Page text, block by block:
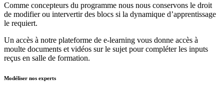
Comme concepteurs du programme nous nous conservons le droit
de modifier ou intervertir des blocs si la dynamique d’apprentissage
le requiert.
Un accès à notre plateforme de e-learning vous donne accès à
moulte documents et vidéos sur le sujet pour compléter les inputs
reçus en salle de formation.
Modéliser nos experts